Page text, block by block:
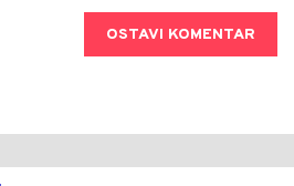
OSTAVI KOMENTAR